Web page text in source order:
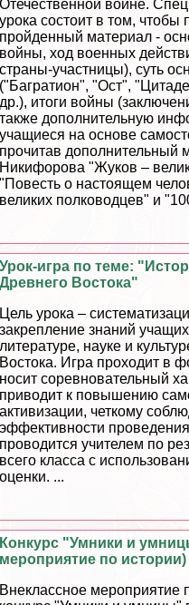
Отечественной войне.
урока состоит в том, чтобы
пройденный материал -
войны, ход военных
страны-участницы), суть
("Багратион", "Ост",
др.), итоги войны
также дополнительную
учащиеся на основе
прочитав дополнительный
Никифорова "Жуков –
"Повесть о настоящем
великих полководцев" и
Урок-игра по теме:
Древнего Востока"
Цель урока –
закрепление знаний
литературе, науке и
Востока. Игра проходит в
носит соревновательный
приводит к повышению
активизации, четкому
эффективности
проводится учителем по
всего класса с
оценки. ...
Конкурс "Умники и
мероприятие по истории)
Внеклассное мероприятие